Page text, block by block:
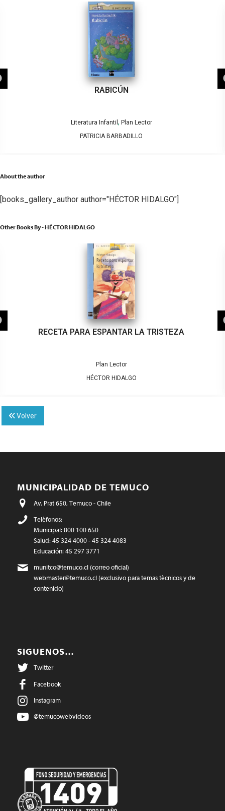
RABICÚN
Literatura Infantil , Plan Lector
PATRICIA BARBADILLO
About the author
[books_gallery_author author="HÉCTOR HIDALGO"]
Other Books By - HÉCTOR HIDALGO
RECETA PARA ESPANTAR LA TRISTEZA
Plan Lector
HÉCTOR HIDALGO
Volver
MUNICIPALIDAD DE TEMUCO
Av. Prat 650, Temuco - Chile
Teléfonos:
Municipal: 800 100 650
Salud: 45 324 4000 - 45 324 4083
Educación: 45 297 3771
munitco@temuco.cl(correo oficial)
webmaster@temuco.cl(exclusivo para temas técnicos y de
contenido)
SIGUENOS…
Twitter
Facebook
Instagram
@temucowebvideos